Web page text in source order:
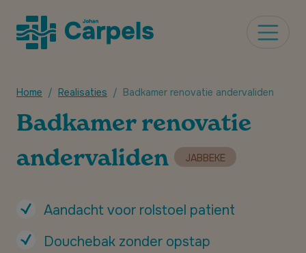
Home Realisaties Badkamer renovatie andervaliden
Badkamer renovatie
andervaliden
JABBEKE
Aandacht voor rolstoel patient
Douchebak zonder opstap